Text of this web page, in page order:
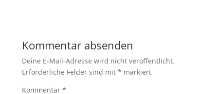
Kommentar absenden
Deine E-Mail-Adresse wird nicht veröffentlicht.
Erforderliche Felder sind mit * markiert
Kommentar *